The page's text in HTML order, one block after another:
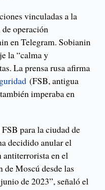
vinculadas a la
operación
en Telegram. Sobianin
la “calma y
La prensa rusa afirma
(FSB, antigua
imperaba en
para la ciudad de
decidido anular el
en el
Moscú desde las
de 2023”, señaló el